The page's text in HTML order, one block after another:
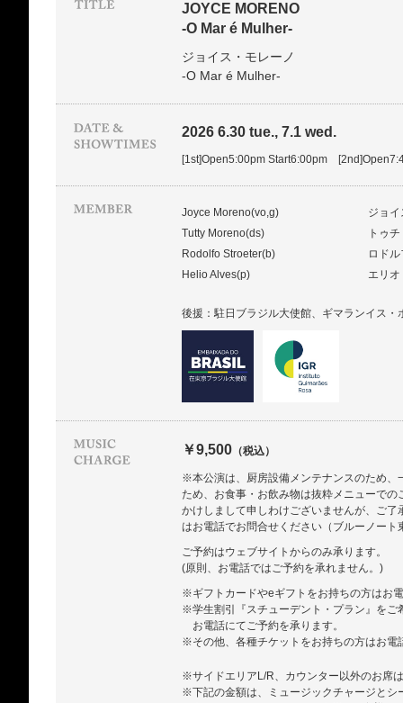
JOYCE MORENO
-O Mar é Mulher-
ジョイス・モレーノ
-O Mar é Mulher-
2026 6.30 tue., 7.1 wed.
[1st]Open5:00pm Start6:00pm
Joyce Moreno(vo,g)
ジョ
Tutty Moreno(ds)
トゥ
Rodolfo Stroeter(b)
ロド
Helio Alves(p)
エリ
後援：駐日ブラジル大使館、ギマランイス・
￥9,500 （税込）
※本公演は、厨房設備メンテナンスのため、
ため、お食事・お飲み物は抜粋メニューで
かけしまして申しわけございませんが、ご
はお電話でお問合せください（ブルーノー
ご予約はウェブサイトからのみ承ります。
(原則、お電話ではご予約を承れません。)
※ギフトカードやeギフトをお持ちの方はお
※学生割引『スチューデント・プラン』をご
お電話にてご予約を承ります。
※その他、各種チケットをお持ちの方はお電
※サイドエリアL/R、カウンター以外のお席
※下記の金額は、ミュージックチャージとシ